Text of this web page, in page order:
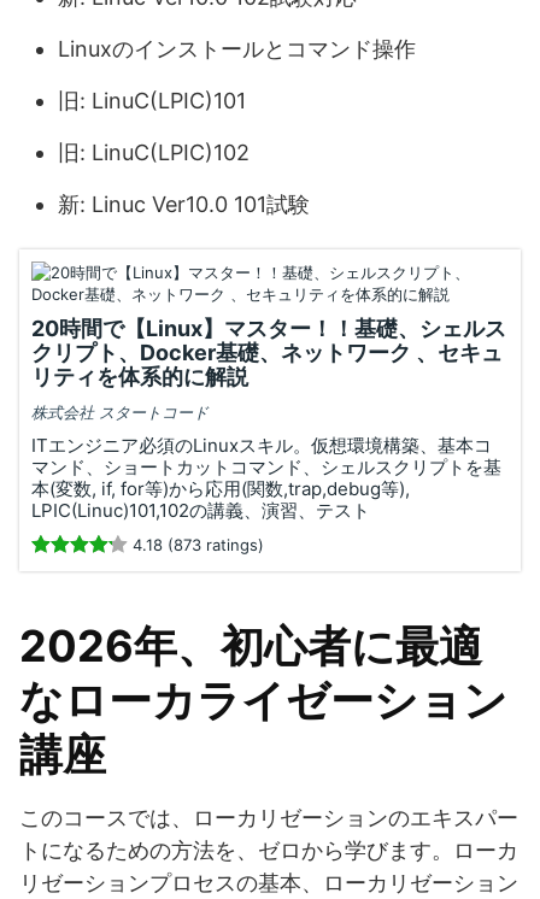
Linuxのインストールとコマンド操作
旧: LinuC(LPIC)101
旧: LinuC(LPIC)102
新: Linuc Ver10.0 101試験
20時間で【Linux】マスター！！基礎、シェルス
クリプト、Docker基礎、ネットワーク 、セキュ
リティを体系的に解説
株式会社 スタートコード
ITエンジニア必須のLinuxスキル。仮想環境構築、基本コ
マンド、ショートカットコマンド、シェルスクリプトを基
本(変数, if, for等)から応用(関数,trap,debug等),
LPIC(Linuc)101,102の講義、演習、テスト
4.18 (873 ratings)
2026年、初心者に最適
なローカライゼーション
講座
このコースでは、ローカリゼーションのエキスパー
トになるための方法を、ゼロから学びます。ローカ
リゼーションプロセスの基本、ローカリゼーション